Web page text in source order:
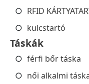
RFID
kulcstartó
Táskák
férfi bőr táska
női alkalmi